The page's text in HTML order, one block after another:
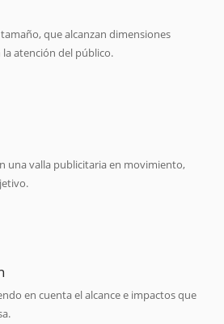
que alcanzan dimensiones
atención del público.
una valla publicitaria en movimiento,
en cuenta el alcance e impactos que